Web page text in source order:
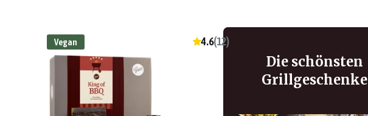
Vegan 4.6(12)
Die schönsten
Grillgeschenke